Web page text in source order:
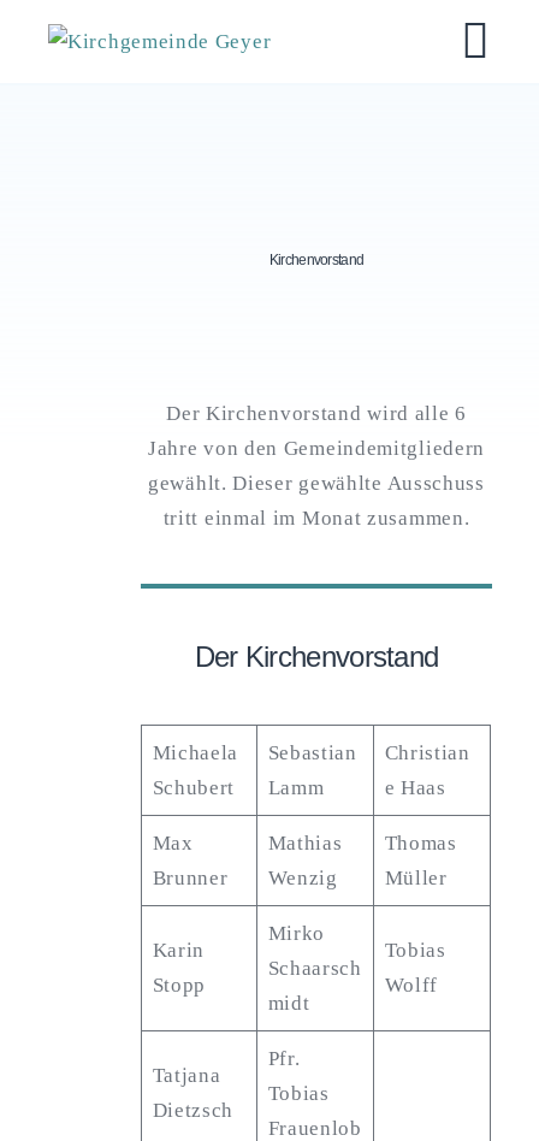
Kirchgemeinde Geyer
Kirchenvorstand
Der Kirchenvorstand wird alle 6
Jahre von den Gemeindemitgliedern
gewählt. Dieser gewählte Ausschuss
tritt einmal im Monat zusammen.
Der Kirchenvorstand
Michaela
Schubert
Sebastian
Lamm
Christian
e Haas
Max
Brunner
Mathias
Wenzig
Thomas
Müller
Karin
Stopp
Mirko
Schaarsch
midt
Tobias
Wolff
Tatjana
Dietzsch
Pfr.
Tobias
Frauenlob